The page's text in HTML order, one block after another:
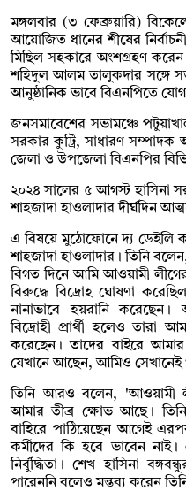
মঙ্গলবার (৩ ফেব্রুয়ারি)
আয়োজিত ধানের শীষের
মিছিল সহকারে অংশগ্রহণ করেন
শহিদুল আলম তালুকদার সঙ্গে
আনুষ্ঠানিক ভাবে বিএনপিতে
জনসমাবেশের সভামঞ্চে
সরকার কুট্রি, সাধারণ
জেলা ও উপজেলা বিএনপির
২০২৪ সালের ৫ আগস্ট হাসিনা
শাহজাদা হাওলাদার দীর্ঘদিন
এ বিষয়ে মুঠোফোনে দ্য ডেইলি
শাহজাদা হাওলাদার। তিনি
বিগত দিনে আমি আওয়ামী
বিরুদ্ধে বিদ্রোহ ঘোষণা
নানাভাবে হয়রানি
বিদ্রোহী প্রার্থী হলেও তারা
করেছেন। তাদের বাইরে
যেখানে আছেন, আমিও
তিনি আরও বলেন, 'আওয়ামী
আমার তীব্র ক্ষোভ আছে।
বাহিরে পাঠিয়েছেন আগেই
কর্মীদের কি হবে ভাবেন
নির্বুদ্ধিতা। শেখ হাসিনা
পারেননি বলেও মন্তব্য করেন